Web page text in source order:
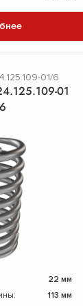
01/6
01
22 мм
113 мм